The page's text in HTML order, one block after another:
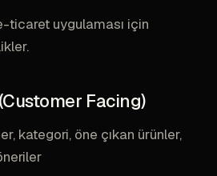
ticaret uygulaması için
(Customer Facing)
kategori, öne çıkan ürünler,